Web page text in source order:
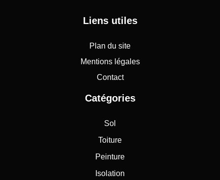
Liens utiles
Plan du site
Mentions légales
Contact
Catégories
Sol
Toiture
Peinture
Isolation